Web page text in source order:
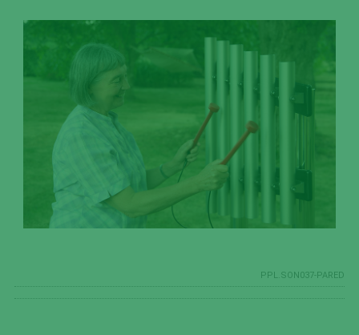
PPL.SON037-PARED